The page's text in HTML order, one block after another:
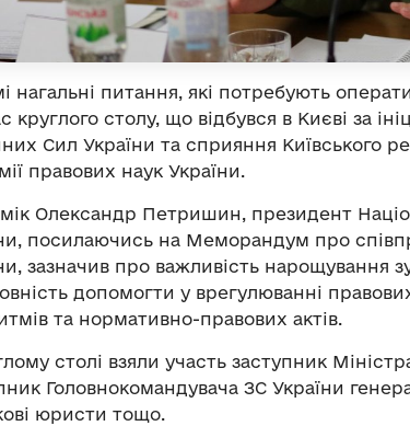
нагальні питання, які потребують
круглого столу, що відбувся в Києві за
Сил України та сприяння Київського
правових наук України.
Олександр Петришин, президент
посилаючись на Меморандум про
зазначив про важливість нарощування
допомогти у врегулюванні
та нормативно-правових актів.
столі взяли участь заступник
Головнокомандувача ЗС України
юристи тощо.